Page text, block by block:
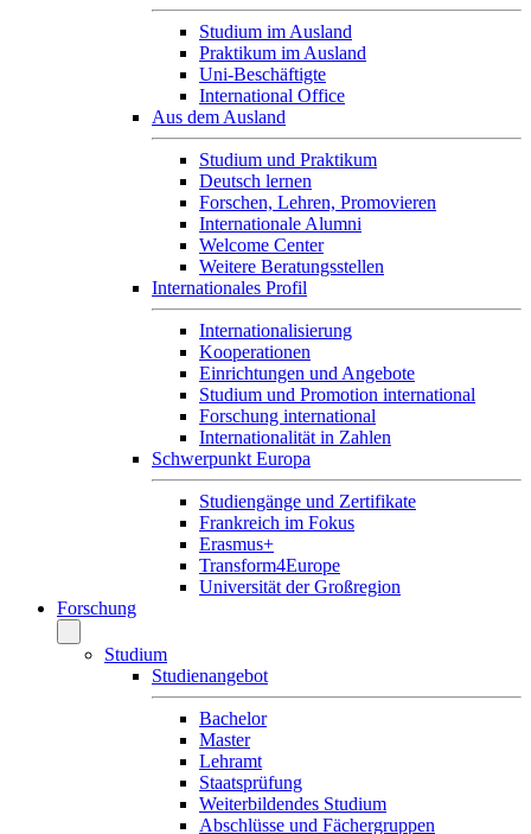
Studium im Ausland
Praktikum im Ausland
Uni-Beschäftigte
International Office
Aus dem Ausland
Studium und Praktikum
Deutsch lernen
Forschen, Lehren, Promovieren
Internationale Alumni
Welcome Center
Weitere Beratungsstellen
Internationales Profil
Internationalisierung
Kooperationen
Einrichtungen und Angebote
Studium und Promotion international
Forschung international
Internationalität in Zahlen
Schwerpunkt Europa
Studiengänge und Zertifikate
Frankreich im Fokus
Erasmus+
Transform4Europe
Universität der Großregion
Forschung
Studium
Studienangebot
Bachelor
Master
Lehramt
Staatsprüfung
Weiterbildendes Studium
Abschlüsse und Fächergruppen